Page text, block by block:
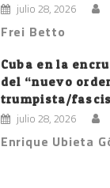
julio 28, 2026
Frei Betto
Cuba en la
del “nuevo
trumpista/
julio 28, 2026
Enrique Ubieta